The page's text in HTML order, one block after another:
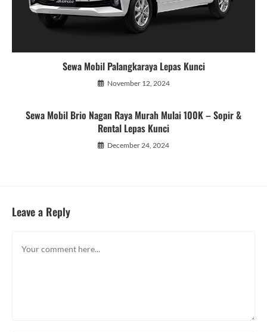
Sewa Mobil Palangkaraya Lepas Kunci
November 12, 2024
Sewa Mobil Brio Nagan Raya Murah Mulai 100K – Sopir &
Rental Lepas Kunci
December 24, 2024
Leave a Reply